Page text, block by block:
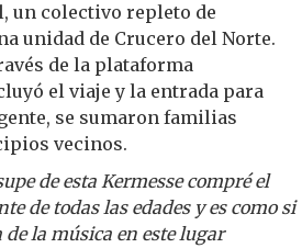
un colectivo repleto de
unidad de Crucero del Norte.
de la plataforma
el viaje y la entrada para
se sumaron familias
vecinos.
de esta Kermesse compré el
de todas las edades y es como si
la música en este lugar